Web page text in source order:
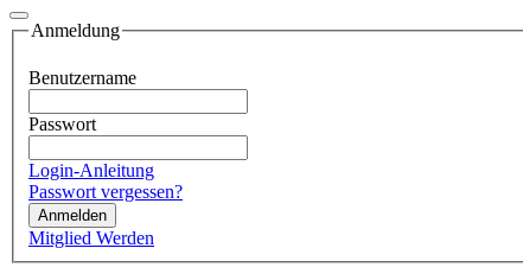
Anmeldung
Benutzername
Passwort
Login-Anleitung
Passwort vergessen?
Anmelden
Mitglied Werden